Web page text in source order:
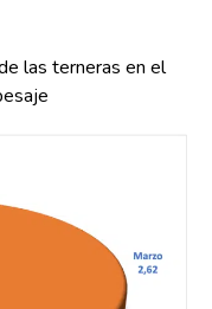
las terneras en el